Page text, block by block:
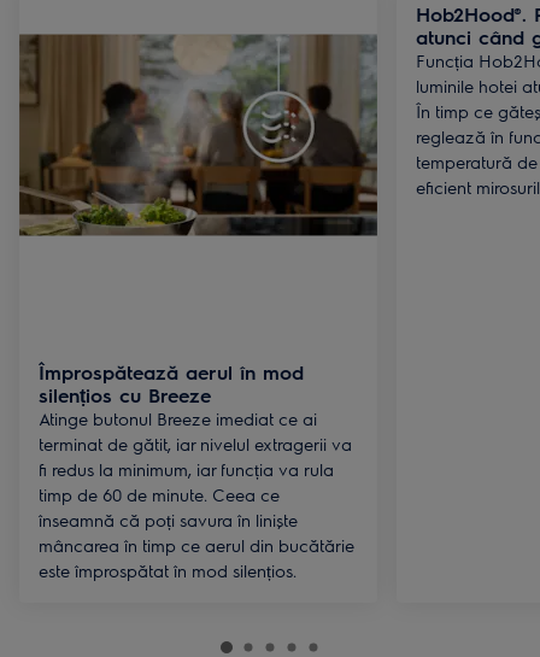
Împrospătează aerul în mod
silențios cu Breeze
Atinge butonul Breeze imediat ce ai
terminat de gătit, iar nivelul extragerii va
fi redus la minimum, iar funcția va rula
timp de 60 de minute. Ceea ce
înseamnă că poți savura în liniște
mâncarea în timp ce aerul din bucătărie
este împrospătat în mod silențios.
Hob2Hood®.
atunci când
Funcția
luminile hotei
În timp ce
reglează în
temperatură
eficient